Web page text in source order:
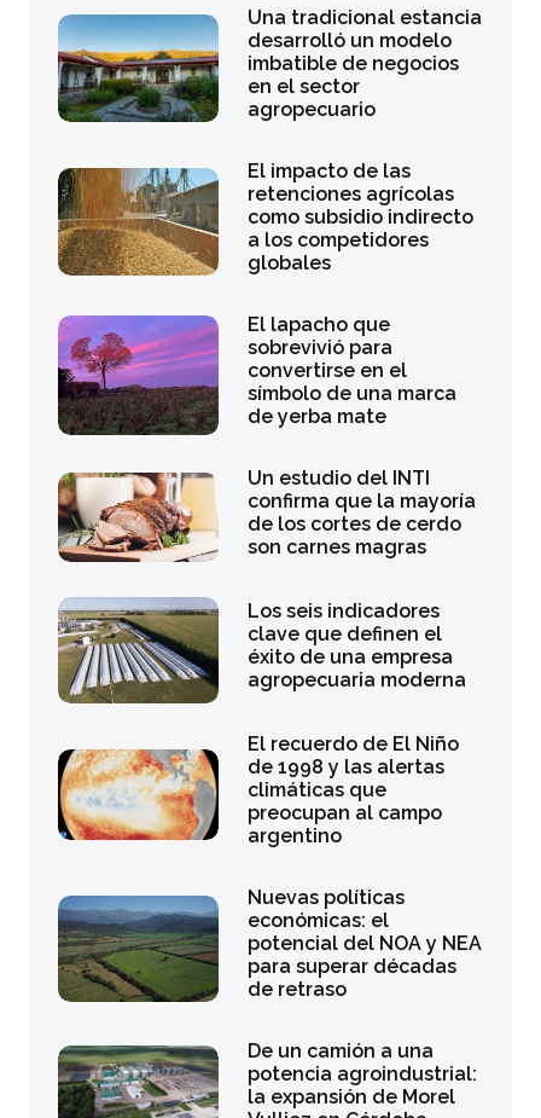
Una tradicional estancia
desarrolló un modelo
imbatible de negocios
en el sector
agropecuario
El impacto de las
retenciones agrícolas
como subsidio indirecto
a los competidores
globales
El lapacho que
sobrevivió para
convertirse en el
símbolo de una marca
de yerba mate
Un estudio del INTI
confirma que la mayoría
de los cortes de cerdo
son carnes magras
Los seis indicadores
clave que definen el
éxito de una empresa
agropecuaria moderna
El recuerdo de El Niño
de 1998 y las alertas
climáticas que
preocupan al campo
argentino
Nuevas políticas
económicas: el
potencial del NOA y NEA
para superar décadas
de retraso
De un camión a una
potencia agroindustrial:
la expansión de Morel